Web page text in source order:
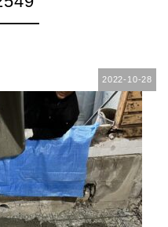
2022-10-28